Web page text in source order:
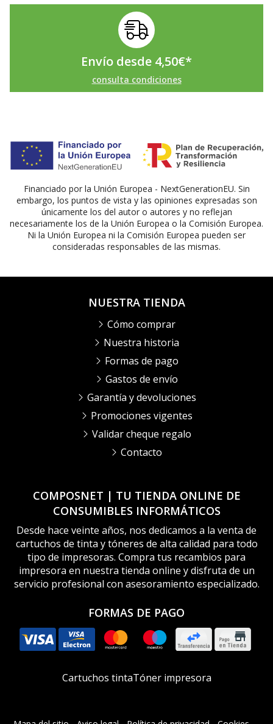
Envío desde 4,50€*
consulta condiciones
Financiado por la Unión Europea - NextGenerationEU. Sin
embargo, los puntos de vista y las opiniones expresadas son
únicamente los del autor o autores y no reflejan
necesariamente los de la Unión Europea o la Comisión Europea.
Ni la Unión Europea ni la Comisión Europea pueden ser
consideradas responsables de las mismas.
COMPOSNET | TU TIENDA ONLINE DE
CONSUMIBLES INFORMÁTICOS
Desde hace veinte años, nos dedicamos a la venta de
cartuchos de tinta y tóneres de alta calidad para todo
tipo de impresoras. Compra tus recambios para
impresora en nuestra tienda online y disfruta de un
servicio profesional con asesoramiento especializado.
FORMAS DE PAGO
NUESTRA TIENDA
Cómo comprar
Nuestra historia
Formas de pago
Gastos de envío
Garantía y devoluciones
Promociones vigentes
Validar cheque regalo
Contacto
Cartuchos tintaTóner impresora